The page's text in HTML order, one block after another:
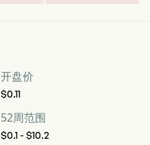
开盘价
$0.11
52周范围
$0.1 - $10.2